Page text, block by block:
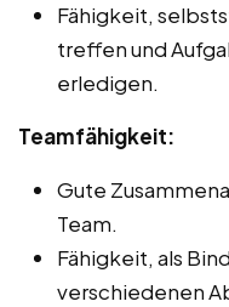
Fähigkeit,
treffen und
erledigen.
Teamfähigkeit:
Gute
Team.
Fähigkeit, als
verschiedenen